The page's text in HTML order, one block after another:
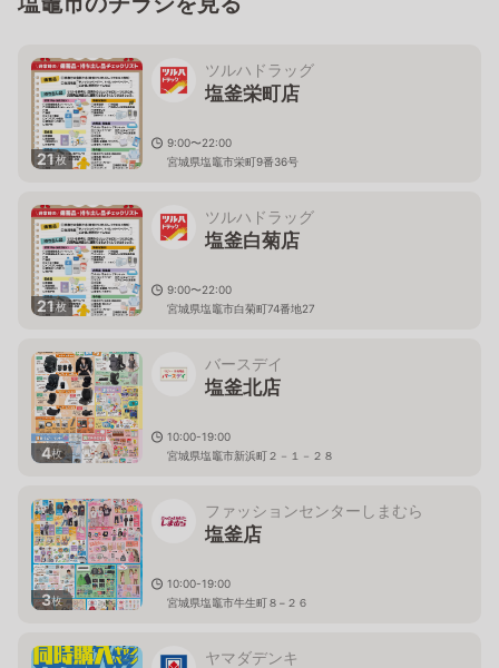
21枚
ツルハドラッグ
塩釜栄町店
9:00〜22:00
宮城県塩竈市栄町9番36号
21枚
ツルハドラッグ
塩釜白菊店
9:00〜22:00
宮城県塩竈市白菊町74番地27
4枚
バースデイ
塩釜北店
10:00-19:00
宮城県塩竈市新浜町２－１－２８
3枚
ファッションセンターしまむら
塩釜店
10:00-19:00
宮城県塩竈市牛生町８−２６
ヤマダデンキ